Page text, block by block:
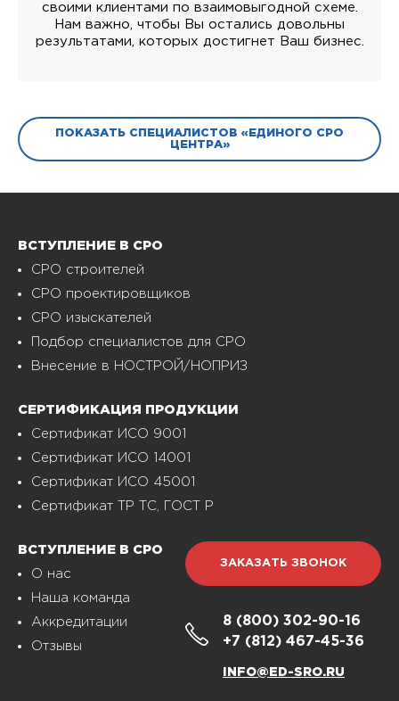
своими клиентами по взаимовыгодной схеме.
Нам важно, чтобы Вы остались довольны
результатами, которых достигнет Ваш бизнес.
ПОКАЗАТЬ СПЕЦИАЛИСТОВ «ЕДИНОГО СРО
ЦЕНТРА»
ВСТУПЛЕНИЕ В СРО
СРО строителей
СРО проектировщиков
СРО изыскателей
Подбор специалистов для СРО
Внесение в НОСТРОЙ/НОПРИЗ
СЕРТИФИКАЦИЯ ПРОДУКЦИИ
Сертификат ИСО 9001
Сертификат ИСО 14001
Сертификат ИСО 45001
Сертификат ТР ТС, ГОСТ Р
ВСТУПЛЕНИЕ В СРО
О нас
Наша команда
Аккредитации
Отзывы
ЗАКАЗАТЬ ЗВОНОК
8 (800) 302-90-16
+7 (812) 467-45-36
INFO@ED-SRO.RU